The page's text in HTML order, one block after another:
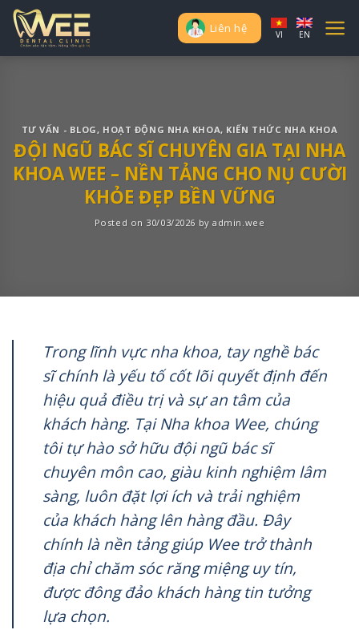
Skip
content
Liên hệ VI EN
TƯ VẤN - BLOG, HOẠT ĐỘNG NHA KHOA, KIẾN THỨC NHA KHOA
ĐỘI NGŨ BÁC SĨ CHUYÊN GIA TẠI NHA
KHOA WEE – NỀN TẢNG CHO NỤ CƯỜI
KHỎE ĐẸP BỀN VỮNG
Posted on 30/03/2026 byadmin.wee
Trong lĩnh vực nha khoa, tay nghề bác
sĩ chính là yếu tố cốt lõi quyết định đến
hiệu quả điều trị và sự an tâm của
khách hàng. Tại Nha khoa Wee, chúng
tôi tự hào sở hữu đội ngũ bác sĩ
chuyên môn cao, giàu kinh nghiệm lâm
sàng, luôn đặt lợi ích và trải nghiệm
của khách hàng lên hàng đầu. Đây
chính là nền tảng giúp Wee trở thành
địa chỉ chăm sóc răng miệng uy tín,
được đông đảo khách hàng tin tưởng
lựa chọn.